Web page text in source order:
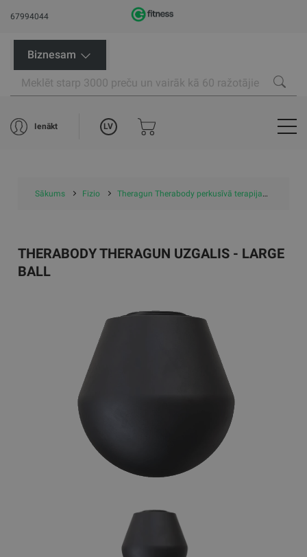
67994044
Biznesam
Ienākt LV
Sākums Fizio Theragun Therabody perkusīvā terapija
THERABODY THERAGUN UZGALIS - LARGE
BALL